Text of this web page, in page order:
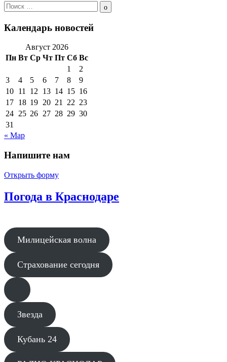
Поиск
по:
Поиск
Календарь новостей
Август 2026
Пн Вт Ср Чт Пт Сб Вс
1
2
3
4 5 6 7 8
9
10 11 12 13 14 15 16
17 18 19 20 21 22 23
24 25 26 27 28 29 30
31
« Мар
Напишите нам
Открыть форму
Погода в Краснодаре
Милицейская волна
Страхование сегодня
Звезда
Кубань 24